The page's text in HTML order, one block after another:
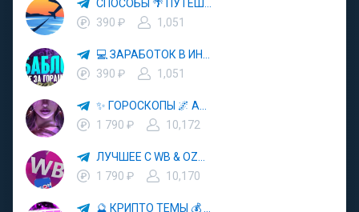
390 ₽
1,051
390 ₽
1,051
1 790 ₽
10,172
1 790 ₽
10,170